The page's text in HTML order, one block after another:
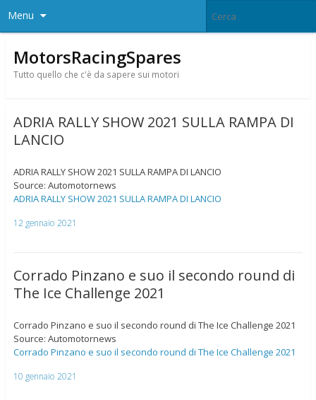
Menu
MotorsRacingSpares
Tutto quello che c'è da sapere sui motori
ADRIA RALLY SHOW 2021 SULLA RAMPA DI
LANCIO
ADRIA RALLY SHOW 2021 SULLA RAMPA DI LANCIO
Source: Automotornews
ADRIA RALLY SHOW 2021 SULLA RAMPA DI LANCIO
12 gennaio 2021
Corrado Pinzano e suo il secondo round di
The Ice Challenge 2021
Corrado Pinzano e suo il secondo round di The Ice Challenge 2021
Source: Automotornews
Corrado Pinzano e suo il secondo round di The Ice Challenge 2021
10 gennaio 2021